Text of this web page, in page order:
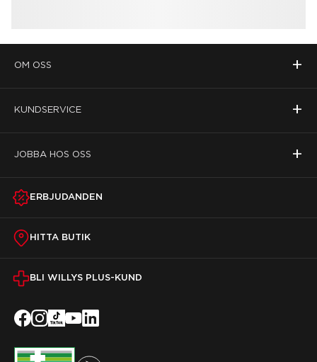
OM OSS +
KUNDSERVICE +
JOBBA HOS OSS +
ERBJUDANDEN
HITTA BUTIK
BLI WILLYS PLUS-KUND